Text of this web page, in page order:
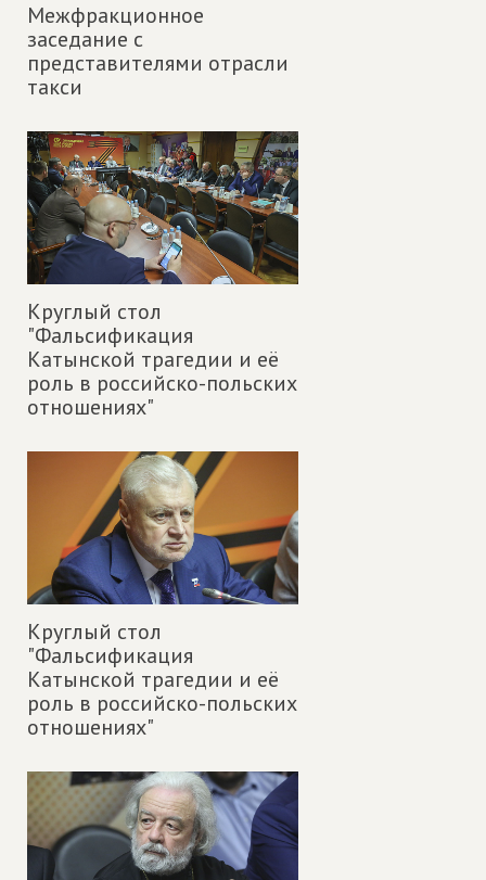
Межфракционное
заседание с
представителями отрасли
такси
Круглый стол
"Фальсификация
Катынской трагедии и её
роль в российско-польских
отношениях"
Круглый стол
"Фальсификация
Катынской трагедии и её
роль в российско-польских
отношениях"